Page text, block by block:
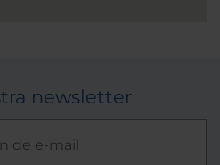
newsletter